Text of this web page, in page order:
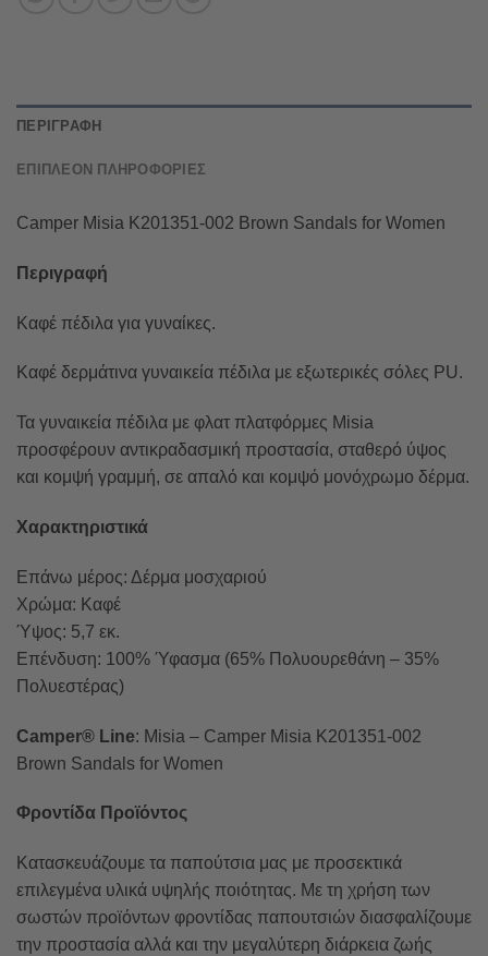
ΠΕΡΙΓΡΑΦΉ
ΕΠΙΠΛΈΟΝ ΠΛΗΡΟΦΟΡΊΕΣ
Camper Misia K201351-002 Brown Sandals for Women
Περιγραφή
Καφέ πέδιλα για γυναίκες.
Καφέ δερμάτινα γυναικεία πέδιλα με εξωτερικές σόλες PU.
Τα γυναικεία πέδιλα με φλατ πλατφόρμες Misia
προσφέρουν αντικραδασμική προστασία, σταθερό ύψος
και κομψή γραμμή, σε απαλό και κομψό μονόχρωμο δέρμα.
Χαρακτηριστικά
Επάνω μέρος: Δέρμα μοσχαριού
Χρώμα: Καφέ
Ύψος: 5,7 εκ.
Επένδυση: 100% Ύφασμα (65% Πολυουρεθάνη – 35%
Πολυεστέρας)
Camper® Line: Misia – Camper Misia K201351-002
Brown Sandals for Women
Φροντίδα Προϊόντος
Κατασκευάζουμε τα παπούτσια μας με προσεκτικά
επιλεγμένα υλικά υψηλής ποιότητας. Με τη χρήση των
σωστών προϊόντων φροντίδας παπουτσιών διασφαλίζουμε
την προστασία αλλά και την μεγαλύτερη διάρκεια ζωής